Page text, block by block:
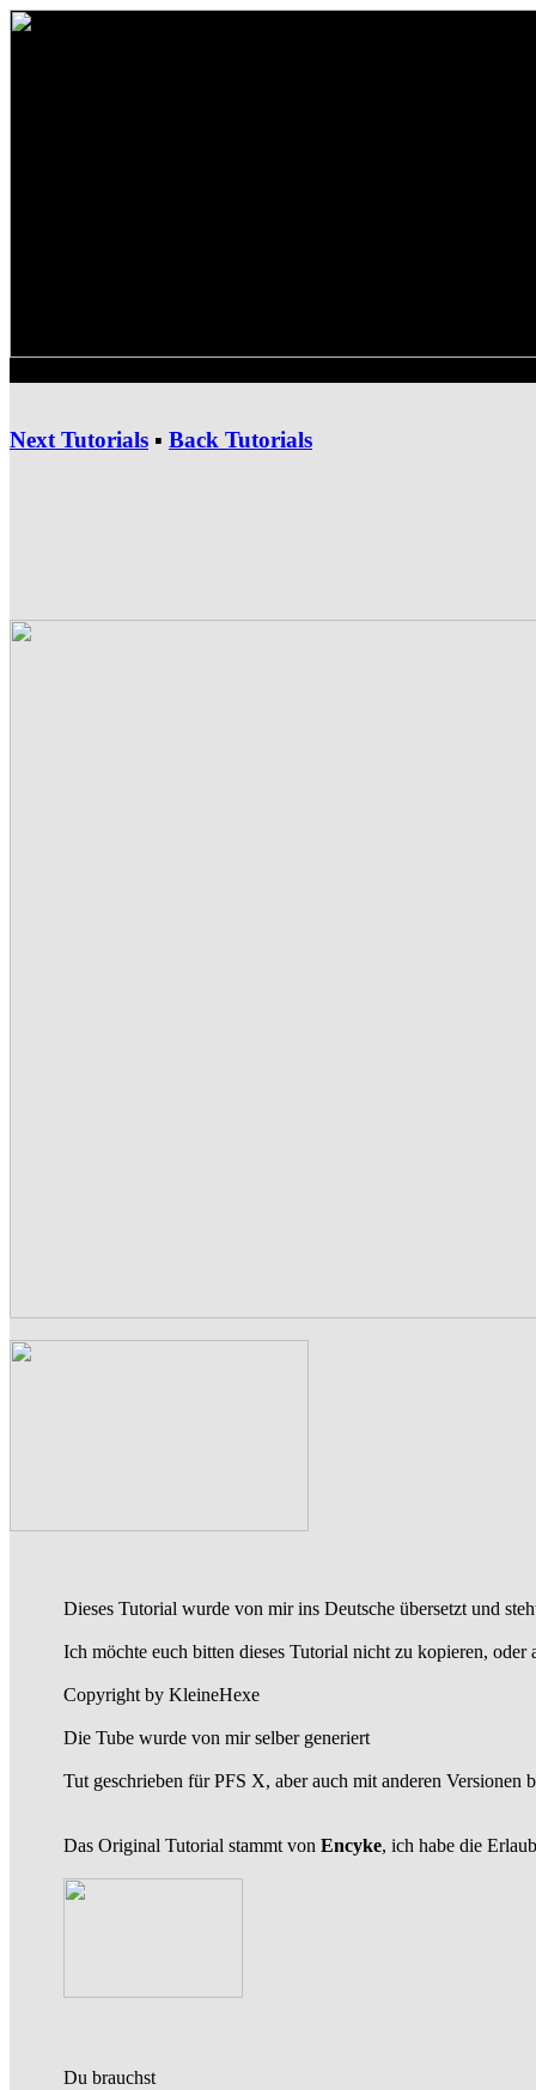
Next Tutorials ▪ Back Tutorials
Dieses Tutorial wurde von mir ins Deutsche übersetzt und
Ich möchte euch bitten dieses Tutorial nicht zu kopieren, oder
Copyright by KleineHexe
Die Tube wurde von mir selber generiert
Tut geschrieben für PFS X, aber auch mit anderen Versionen
Das Original Tutorial stammt von Encyke, ich habe die
Du brauchst